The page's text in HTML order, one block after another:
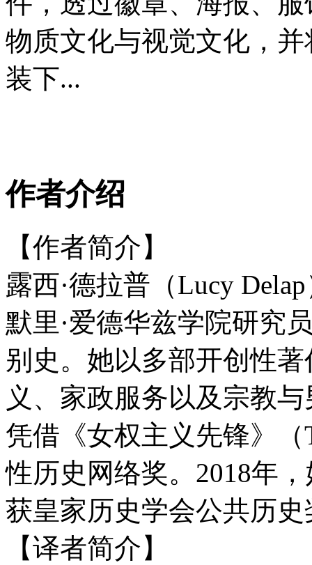
物质文化与视觉文化，
装下...
作者介绍
【作者简介】
露西·德拉普（Lucy
默里·爱德华兹学院研究
别史。她以多部开创性
义、家政服务以及宗教
凭借《女权主义先锋》（
性历史网络奖。2018年
获皇家历史学会公共历
【译者简介】